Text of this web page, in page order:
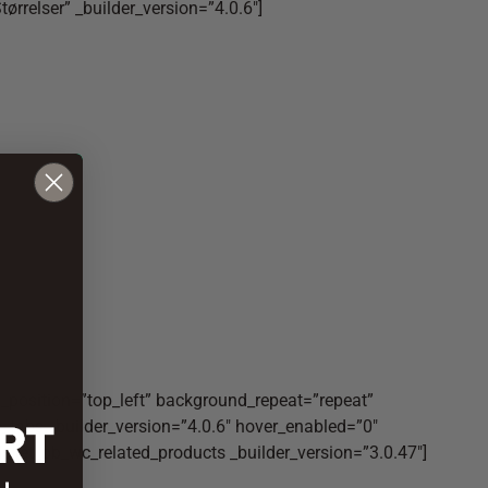
_builder_version=”4.0.6″]
background_repeat=”repeat”
_builder_version=”4.0.6″ hover_enabled=”0″
_builder_version=”3.0.47″]